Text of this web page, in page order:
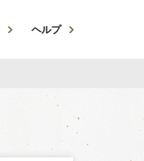
ヘルプ